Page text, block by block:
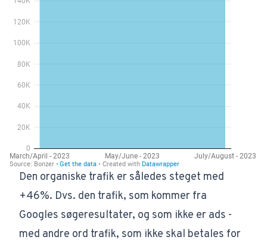
Den organiske trafik er således steget med
+46%. Dvs. den trafik, som kommer fra
Googles søgeresultater, og som ikke er ads -
med andre ord trafik, som ikke skal betales for